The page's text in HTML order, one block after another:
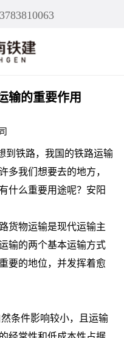
输的重要作用
铁路，我国的铁路运输
多我们想要去的地方，
什么重要用途呢？安阳
货物运输是现代运输主
输的两个基本运输方式
要的地位，并发挥着愈
条件影响较小，且运输